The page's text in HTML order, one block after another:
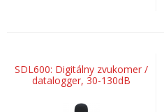
SDL600: Digitálny zvukomer /
datalogger, 30-130dB